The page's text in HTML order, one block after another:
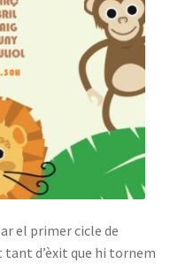
el primer cicle de
d’èxit que hi tornem